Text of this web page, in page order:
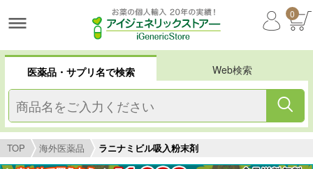
0
医薬品・サプリ名で検索 Web検索
TOP 海外医薬品 ラニナミビル吸入粉末剤